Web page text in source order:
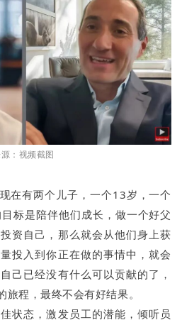
：视频截图
在有两个儿子，一个13岁，一个
标是陪伴他们成长，做一个好父
资自己，那么就会从他们身上获
投入到你正在做的事情中，就会
己已经没有什么可以贡献的了，
程，最终不会有好结果。
状态，激发员工的潜能，倾听员